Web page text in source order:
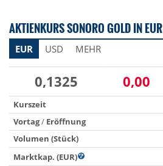
AKTIENKURS SONORO GOLD IN EUR
EUR USD MEHR
0,1325 0,00
Kurszeit
Vortag/ Eröffnung
Volumen (Stück)
Marktkap. (EUR)